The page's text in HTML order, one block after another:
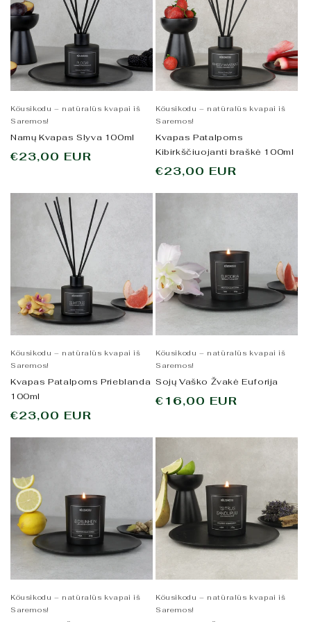
Köusikodu – natūralūs kvapai iš
Saremos!
Namų Kvapas Slyva 100ml
Įprasta
€23,00 EUR
Köusikodu – natūralūs kvapai iš
Saremos!
Kvapas Patalpoms
Kibirkščiuojanti braškė 100ml
Įprasta
€23,00 EUR
Köusikodu – natūralūs kvapai iš
Saremos!
Kvapas Patalpoms Prieblanda
100ml
Įprasta
€23,00 EUR
Köusikodu – natūralūs kvapai iš
Saremos!
Sojų Vaško Žvakė Euforija
Įprasta
€16,00 EUR
Köusikodu – natūralūs kvapai iš
Saremos!
Köusikodu – natūralūs kvapai iš
Saremos!